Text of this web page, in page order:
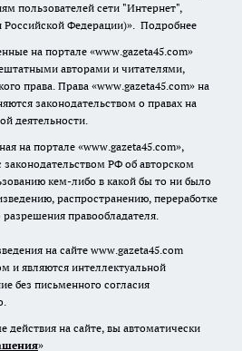
пользователей сети "Интернет",
Федерации)». Подробнее
на портале «www.gazeta45.com»
авторами и читателями,
права. Права «www.gazeta45.com» на
законодательством о правах на
деятельности.
на портале «www.gazeta45.com»,
законодательством РФ об авторском
кем-либо в какой бы то ни было
распространению, переработке
правообладателя.
на сайте www.gazeta45.com
и являются интеллектуальной
без письменного согласия
действия на сайте, вы автоматически
»